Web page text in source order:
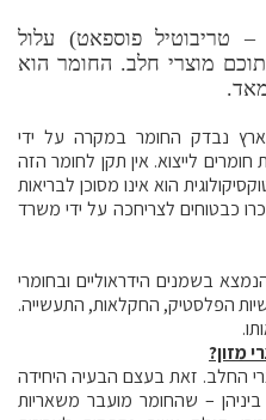
– טריבוטיל פוספאט) עלול
מוצרי חלב. החומר הוא
נבדק החומר במקרה על ידי
חומרים לייצוא. אין תקן לחומר הזה
הוא אינו מסוכן לבריאות
כבטוחים לצריחכה על ידי משרד
בשמנים הידראוליים ובחומרי
הפלסטיק, החקלאות, התעשייה.
מזון?
החלב. זאת בעצם הבעיה היחידה
– שהחומר מועבר משאריות